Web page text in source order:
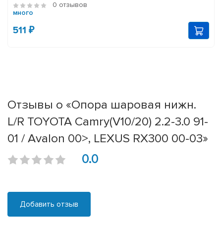
0 отзывов
много
511 ₽
Отзывы о «Опора шаровая нижн.
L/R TOYOTA Camry(V10/20) 2.2-3.0 91-
01 / Avalon 00>, LEXUS RX300 00-03»
0.0
Добавить отзыв